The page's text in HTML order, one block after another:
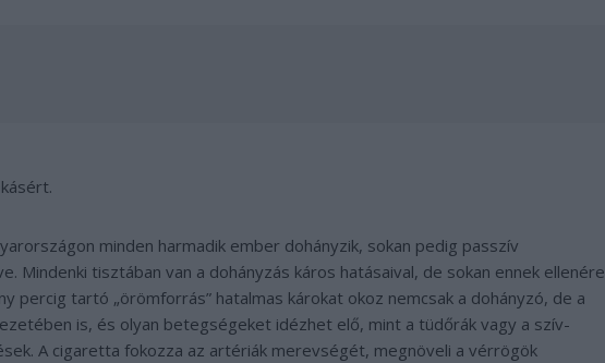
minden harmadik ember dohányzik, sokan pedig passzív
Mindenki tisztában van a dohányzás káros hatásaival, de sokan ennek ellenére
percig tartó „örömforrás” hatalmas károkat okoz nemcsak a dohányzó, de a
is, és olyan betegségeket idézhet elő, mint a tüdőrák vagy a szív-
A cigaretta fokozza az artériák merevségét, megnöveli a vérrögök